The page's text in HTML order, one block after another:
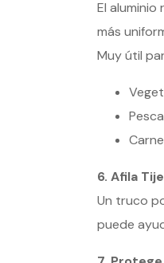
El
más
Muy útil
6. Afila
Un truco
puede